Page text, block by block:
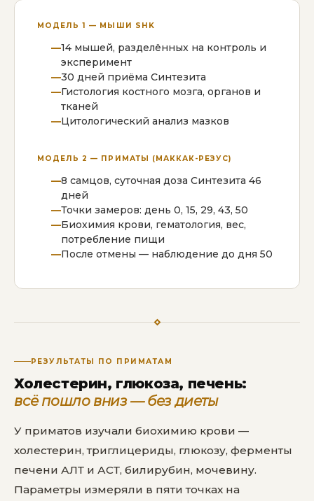
МОДЕЛЬ 1 — МЫШИ SHK
14 мышей, разделённых на контроль и
эксперимент
30 дней приёма Синтезита
Гистология костного мозга, органов и
тканей
Цитологический анализ мазков
МОДЕЛЬ 2 — ПРИМАТЫ (МАККАК-РЕЗУС)
8 самцов, суточная доза Синтезита 46
дней
Точки замеров: день 0, 15, 29, 43, 50
Биохимия крови, гематология, вес,
потребление пищи
После отмены — наблюдение до дня 50
РЕЗУЛЬТАТЫ ПО ПРИМАТАМ
Холестерин, глюкоза, печень:
всё пошло вниз — без диеты
У приматов изучали биохимию крови —
холестерин, триглицериды, глюкозу, ферменты
печени АЛТ и АСТ, билирубин, мочевину.
Параметры измеряли в пяти точках на